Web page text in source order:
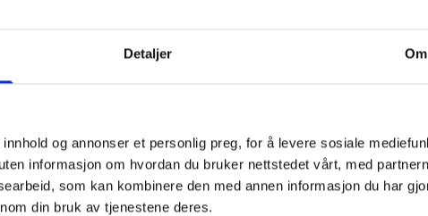
Detaljer Om
og annonser et personlig preg, for å levere sosiale
informasjon om hvordan du bruker nettstedet vårt, med
som kan kombinere den med annen informasjon du har
din bruk av tjenestene deres.
Åpningstider